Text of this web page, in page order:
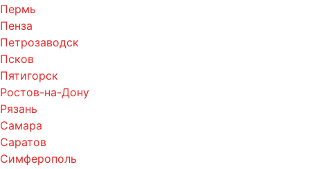
Пермь
Пенза
Петрозаводск
Псков
Пятигорск
Ростов-на-Дону
Рязань
Самара
Саратов
Симферополь